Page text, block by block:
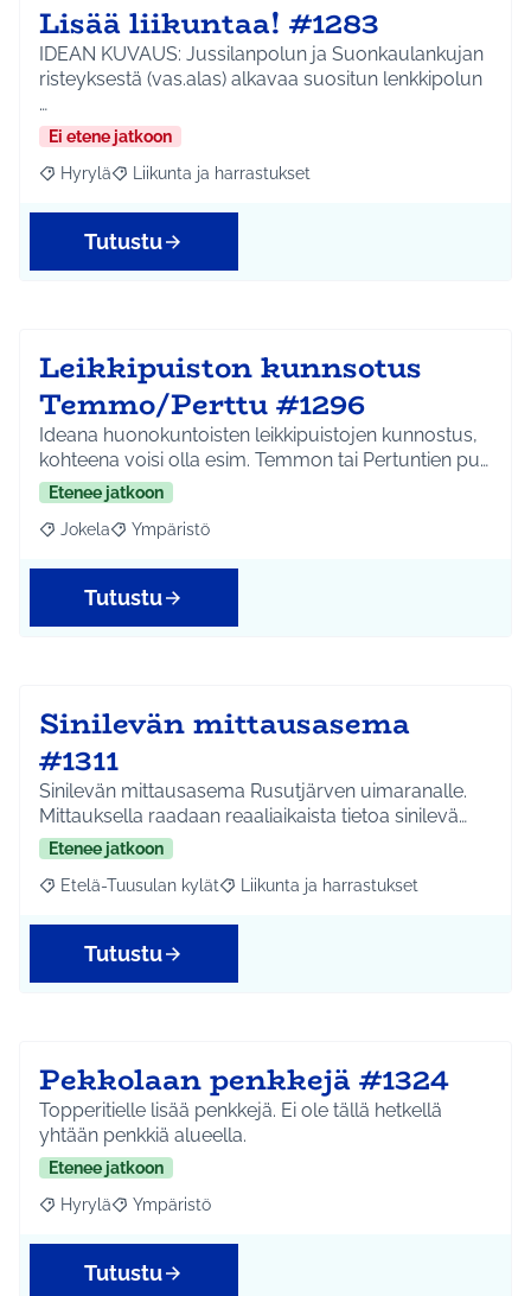
Lisää liikuntaa! #1283
IDEAN KUVAUS: Jussilanpolun ja Suonkaulankujan
risteyksestä (vas.alas) alkavaa suositun lenkkipolun
…
Ei etene jatkoon
Rajaa tulokset aihepiirin mukaan: Hyrylä
Hyrylä Rajaa tulokset teeman mukaan: Liikunta ja
Liikunta ja harrastukset
Tutustu
Leikkipuiston kunnsotus
Temmo/Perttu #1296
Ideana huonokuntoisten leikkipuistojen kunnostus,
kohteena voisi olla esim. Temmon tai Pertuntien pu…
Etenee jatkoon
Rajaa tulokset aihepiirin mukaan: Jokela
Jokela Rajaa tulokset teeman mukaan: Ympäristö
Ympäristö
Tutustu
Sinilevän mittausasema
#1311
Sinilevän mittausasema Rusutjärven uimaranalle.
Mittauksella raadaan reaaliaikaista tietoa sinilevä…
Etenee jatkoon
Rajaa tulokset aihepiirin mukaan: Etelä-Tuusulan kylät
Etelä-Tuusulan kylät Rajaa tulokset teeman mukaan:
Liikunta ja harrastukset
Tutustu
Pekkolaan penkkejä #1324
Topperitielle lisää penkkejä. Ei ole tällä hetkellä
yhtään penkkiä alueella.
Etenee jatkoon
Rajaa tulokset aihepiirin mukaan: Hyrylä
Hyrylä Rajaa tulokset teeman mukaan: Ympäristö
Ympäristö
Tutustu